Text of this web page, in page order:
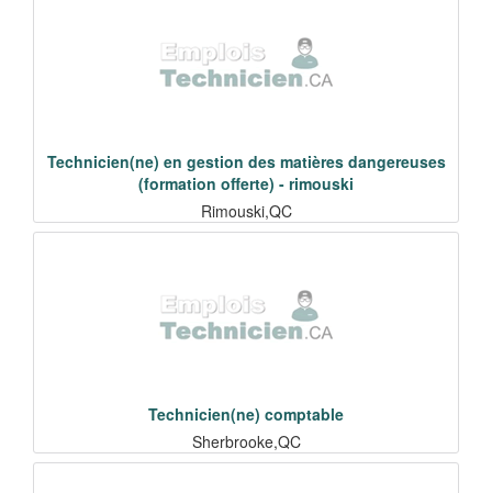
Technicien(ne) en gestion des matières dangereuses
(formation offerte) - rimouski
Rimouski,QC
Technicien(ne) comptable
Sherbrooke,QC